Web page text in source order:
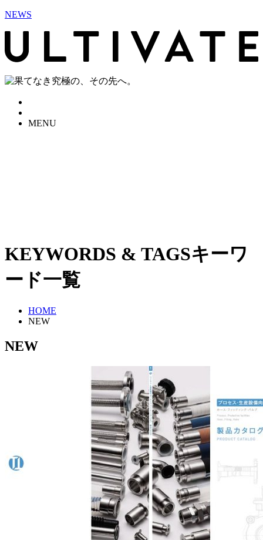
NEWS
MENU
KEYWORDS & TAGSキーワ
ード一覧
HOME
NEW
NEW